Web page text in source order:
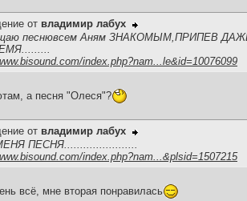
от владимир лабух
песнювсем Аням ЗНАКОМЫМ,ПРИПЕВ
index.php?nam...le&id=10076099
а песня "Олеся"?
от владимир лабух
ПЕСНЯ.......................
index.php?nam...&plsid=1507215
всё, мне вторая понравилась